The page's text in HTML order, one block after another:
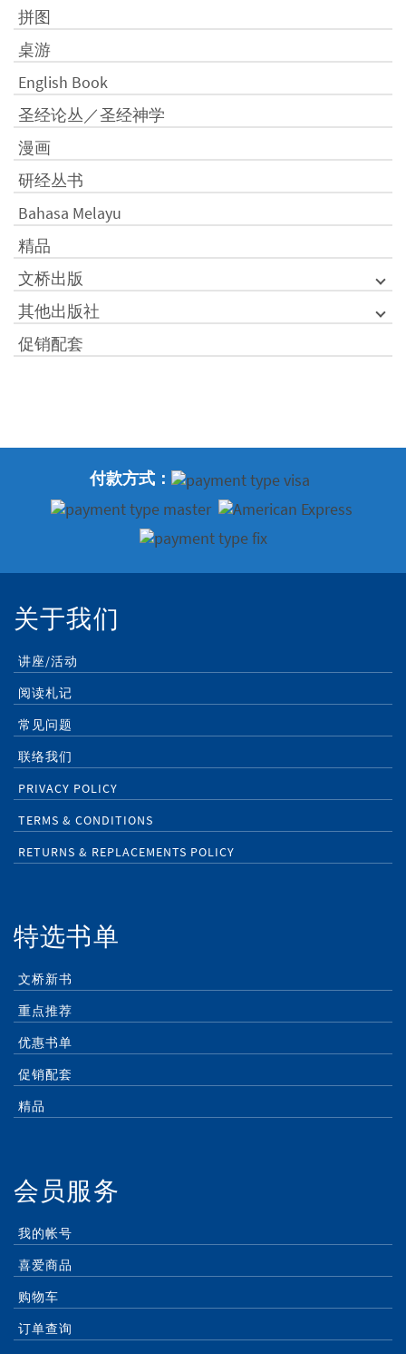
拼图
桌游
English Book
圣经论丛／圣经神学
漫画
研经丛书
Bahasa Melayu
精品
文桥出版
其他出版社
促销配套
付款方式：
关于我们
讲座/活动
阅读札记
常见问题
联络我们
PRIVACY POLICY
TERMS & CONDITIONS
RETURNS & REPLACEMENTS POLICY
特选书单
文桥新书
重点推荐
优惠书单
促销配套
精品
会员服务
我的帐号
喜爱商品
购物车
订单查询